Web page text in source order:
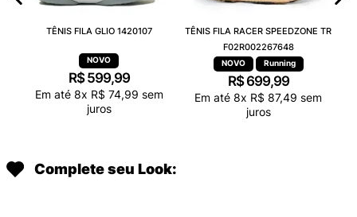
TÊNIS FILA GLIO 1420107
R$ 599,99
Em até 8x R$ 74,99 sem
juros
TÊNIS FILA RACER SPEEDZONE TR
F02R002267648
Running
R$ 699,99
Em até 8x R$ 87,49 sem
juros
Complete seu Look: